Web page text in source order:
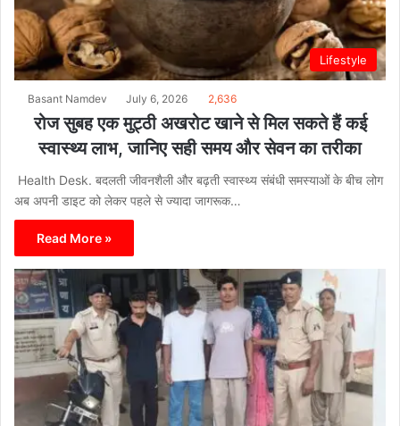
Lifestyle
Basant Namdev July 6, 2026 2,636
रोज सुबह एक मुट्ठी अखरोट खाने से मिल सकते हैं कई
स्वास्थ्य लाभ, जानिए सही समय और सेवन का तरीका
Health Desk. बदलती जीवनशैली और बढ़ती स्वास्थ्य संबंधी समस्याओं के बीच लोग
अब अपनी डाइट को लेकर पहले से ज्यादा जागरूक…
Read More »